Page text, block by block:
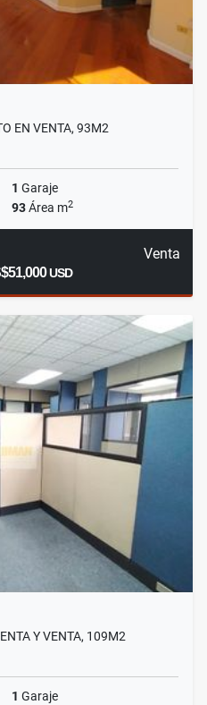
EN VENTA, 93M2
1 Garaje
93Área m2
Venta
USD
Y VENTA, 109M2
1 Garaje